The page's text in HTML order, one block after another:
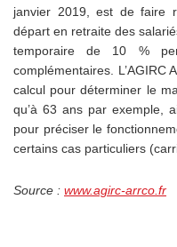
janvier 2019, est de faire
départ en retraite des
temporaire de 10 %
complémentaires. L’AGIRC
calcul pour déterminer le
qu’à 63 ans par exemple,
pour préciser le
certains cas particuliers
Source : www.agirc-arrco.fr